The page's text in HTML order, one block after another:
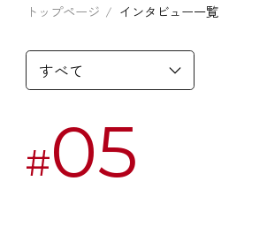
トップページ インタビュー一覧
#05